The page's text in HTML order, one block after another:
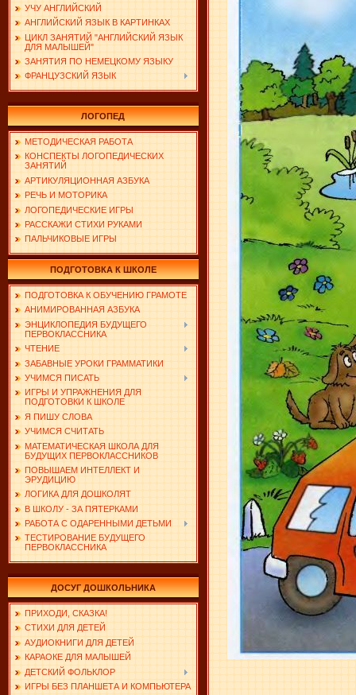
УЧУ АНГЛИЙСКИЙ
АНГЛИЙСКИЙ ЯЗЫК В КАРТИНКАХ
ЦИКЛ ЗАНЯТИЙ "АНГЛИЙСКИЙ ЯЗЫК
ДЛЯ МАЛЫШЕЙ"
ЗАНЯТИЯ ПО НЕМЕЦКОМУ ЯЗЫКУ
ФРАНЦУЗСКИЙ ЯЗЫК
ЛОГОПЕД
МЕТОДИЧЕСКАЯ РАБОТА
КОНСПЕКТЫ ЛОГОПЕДИЧЕСКИХ
ЗАНЯТИЙ
АРТИКУЛЯЦИОННАЯ АЗБУКА
РЕЧЬ И МОТОРИКА
ЛОГОПЕДИЧЕСКИЕ ИГРЫ
РАССКАЖИ СТИХИ РУКАМИ
ПАЛЬЧИКОВЫЕ ИГРЫ
ПОДГОТОВКА К ШКОЛЕ
ПОДГОТОВКА К ОБУЧЕНИЮ ГРАМОТЕ
АНИМИРОВАННАЯ АЗБУКА
ЭНЦИКЛОПЕДИЯ БУДУЩЕГО
ПЕРВОКЛАССНИКА
ЧТЕНИЕ
ЗАБАВНЫЕ УРОКИ ГРАММАТИКИ
УЧИМСЯ ПИСАТЬ
ИГРЫ И УПРАЖНЕНИЯ ДЛЯ
ПОДГОТОВКИ К ШКОЛЕ
Я ПИШУ СЛОВА
УЧИМСЯ СЧИТАТЬ
МАТЕМАТИЧЕСКАЯ ШКОЛА ДЛЯ
БУДУЩИХ ПЕРВОКЛАССНИКОВ
ПОВЫШАЕМ ИНТЕЛЛЕКТ И
ЭРУДИЦИЮ
ЛОГИКА ДЛЯ ДОШКОЛЯТ
В ШКОЛУ - ЗА ПЯТЕРКАМИ
РАБОТА С ОДАРЕННЫМИ ДЕТЬМИ
ТЕСТИРОВАНИЕ БУДУЩЕГО
ПЕРВОКЛАССНИКА
ДОСУГ ДОШКОЛЬНИКА
ПРИХОДИ, СКАЗКА!
СТИХИ ДЛЯ ДЕТЕЙ
АУДИОКНИГИ ДЛЯ ДЕТЕЙ
КАРАОКЕ ДЛЯ МАЛЫШЕЙ
ДЕТСКИЙ ФОЛЬКЛОР
ИГРЫ БЕЗ ПЛАНШЕТА И КОМПЬЮТЕРА